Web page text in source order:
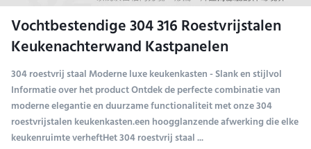
Vochtbestendige 304 316 Roestvrijstalen
Keukenachterwand Kastpanelen
304 roestvrij staal Moderne luxe keukenkasten - Slank en stijlvol
Informatie over het product Ontdek de perfecte combinatie van
moderne elegantie en duurzame functionaliteit met onze 304
roestvrijstalen keukenkasten.een hoogglanzende afwerking die elke
keukenruimte verheftHet 304 roestvrij staal ...